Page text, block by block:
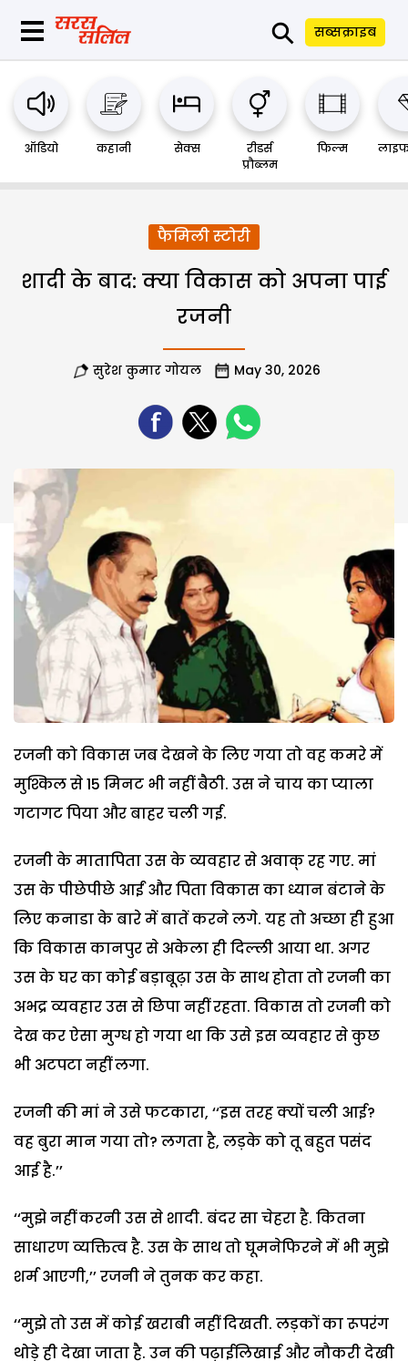
⚲ सब्सक्राइब
ऑडियो कहानी सेक्स
रीडर्स
प्रौब्लम
फिल्म
फैमिली स्टोरी
शादी के बाद: क्या विकास को अपना पाई
रजनी
सुरेश कुमार गोयल May 30, 2026
रजनी को विकास जब देखने के लिए गया तो वह कमरे में
मुश्किल से 15 मिनट भी नहीं बैठी. उस ने चाय का प्याला
गटागट पिया और बाहर चली गई.
रजनी के मातापिता उस के व्यवहार से अवाक् रह गए. मां
उस के पीछेपीछे आईं और पिता विकास का ध्यान बंटाने के
लिए कनाडा के बारे में बातें करने लगे. यह तो अच्छा ही हुआ
कि विकास कानपुर से अकेला ही दिल्ली आया था. अगर
उस के घर का कोई बड़ाबूढ़ा उस के साथ होता तो रजनी का
अभद्र व्यवहार उस से छिपा नहीं रहता. विकास तो रजनी को
देख कर ऐसा मुग्ध हो गया था कि उसे इस व्यवहार से कुछ
भी अटपटा नहीं लगा.
रजनी की मां ने उसे फटकारा, ‘‘इस तरह क्यों चली आई?
वह बुरा मान गया तो? लगता है, लड़के को तू बहुत पसंद
आई है.’’
‘‘मुझे नहीं करनी उस से शादी. बंदर सा चेहरा है. कितना
साधारण व्यक्तित्व है. उस के साथ तो घूमनेफिरने में भी मुझे
शर्म आएगी,’’ रजनी ने तुनक कर कहा.
‘‘मुझे तो उस में कोई खराबी नहीं दिखती. लड़कों का रूपरंग
थोड़े ही देखा जाता है. उन की पढ़ाईलिखाई और नौकरी देखी